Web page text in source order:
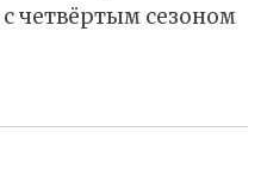
четвёртым сезоном